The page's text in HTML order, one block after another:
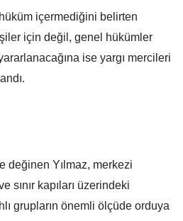
içermediğini belirten
için değil, genel hükümler
ise yargı mercileri
değinen Yılmaz, merkezi
sınır kapıları üzerindeki
grupların önemli ölçüde orduya